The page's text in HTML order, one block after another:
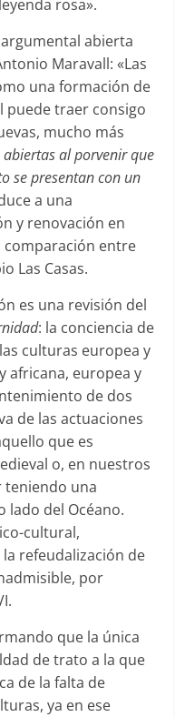
rosa».
abierta
Maravall: «Las
una formación de
puede traer consigo
mucho más
abiertas al porvenir que
se presentan con un
a una
y renovación en
comparación entre
Las Casas.
es una revisión del
: la conciencia de
culturas europea y
africana, europea y
de dos
de las actuaciones
que es
o, en nuestros
teniendo una
lado del Océano.
cultural,
refeudalización de
por
que la única
de trato a la que
de la falta de
ya en ese